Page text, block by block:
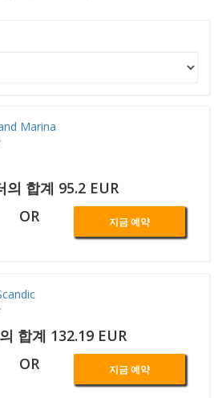
Marina
의 합계 95.2 EUR
OR 지금 예약
합계 132.19 EUR
OR 지금 예약